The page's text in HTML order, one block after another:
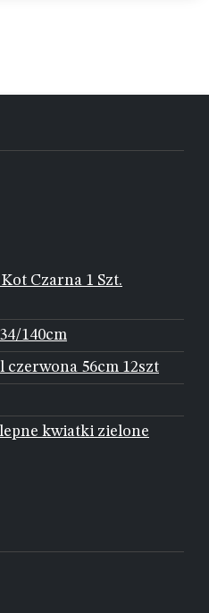
Czarna 1 Szt.
140cm
czerwona 56cm 12szt
kwiatki zielone